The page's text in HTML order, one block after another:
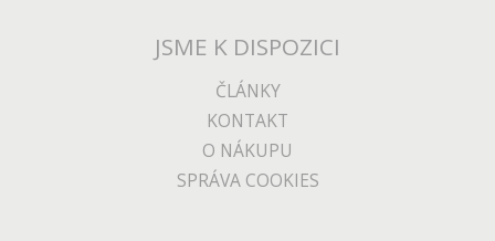
JSME K DISPOZICI
ČLÁNKY
KONTAKT
O NÁKUPU
SPRÁVA COOKIES